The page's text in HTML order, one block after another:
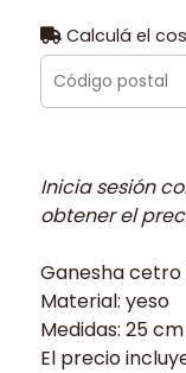
Calculá el
Inicia sesión
obtener el
Ganesha cetro
Material: yeso
Medidas: 25
El precio